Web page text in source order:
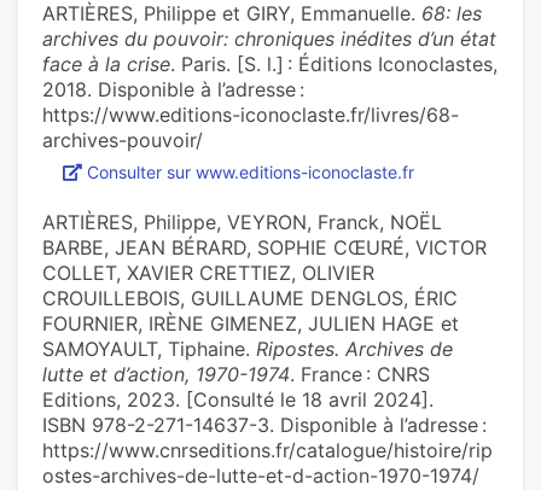
ARTIÈRES, Philippe et GIRY, Emmanuelle. 68: les
archives du pouvoir: chroniques inédites d’un état
face à la crise. Paris. [S. l.] : Éditions Iconoclastes,
2018. Disponible à l’adresse :
https://www.editions-iconoclaste.fr/livres/68-
archives-pouvoir/
Consulter sur www.editions-iconoclaste.fr
ARTIÈRES, Philippe, VEYRON, Franck, NOËL
BARBE, JEAN BÉRARD, SOPHIE CŒURÉ, VICTOR
COLLET, XAVIER CRETTIEZ, OLIVIER
CROUILLEBOIS, GUILLAUME DENGLOS, ÉRIC
FOURNIER, IRÈNE GIMENEZ, JULIEN HAGE et
SAMOYAULT, Tiphaine. Ripostes. Archives de
lutte et d’action, 1970-1974. France : CNRS
Editions, 2023. [Consulté le 18 avril 2024].
ISBN 978-2-271-14637-3. Disponible à l’adresse :
https://www.cnrseditions.fr/catalogue/histoire/rip
ostes-archives-de-lutte-et-d-action-1970-1974/